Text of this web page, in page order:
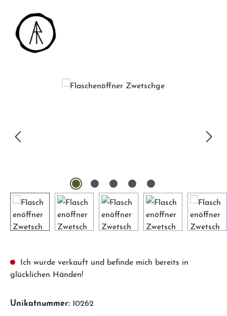
Ich wurde verkauft und befinde mich bereits in
glücklichen Händen!
Unikatnummer: 10262